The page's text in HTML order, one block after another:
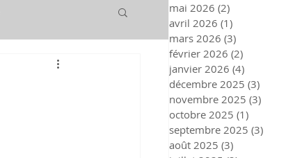
mai 2026 (2)
avril 2026 (1)
mars 2026 (3)
février 2026 (2)
janvier 2026 (4)
décembre 2025 (3)
novembre 2025 (3)
octobre 2025 (1)
septembre 2025 (3)
août 2025 (3)